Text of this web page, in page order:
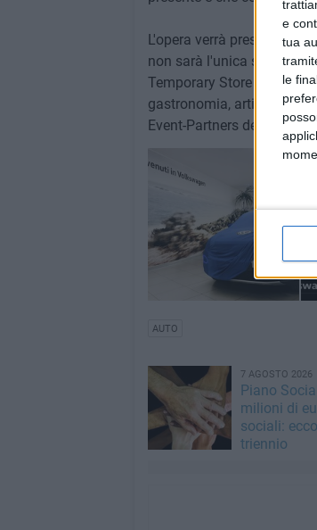
e
tua
le
L'opera verrà presentata
non sarà l'unica sorpresa
Temporary Store unendo
gastronomia, artigianato
Event-Partners
AUTO
7 AGOSTO 2026
Piano
milioni di
sociali:
triennio